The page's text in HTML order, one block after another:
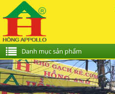
Danh mục sản phẩm